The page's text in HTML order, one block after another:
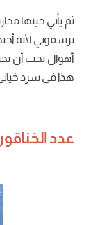
ثم يأتي حينها
برسفوني لأنه
أهوال يجب أن
هذا في سرد
عدد